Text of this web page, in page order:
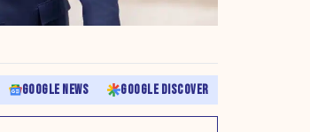
GOOGLE NEWS GOOGLE DISCOVER